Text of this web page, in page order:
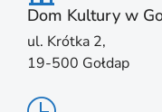
Dom Kultury w
ul. Krótka 2,
19-500 Gołdap